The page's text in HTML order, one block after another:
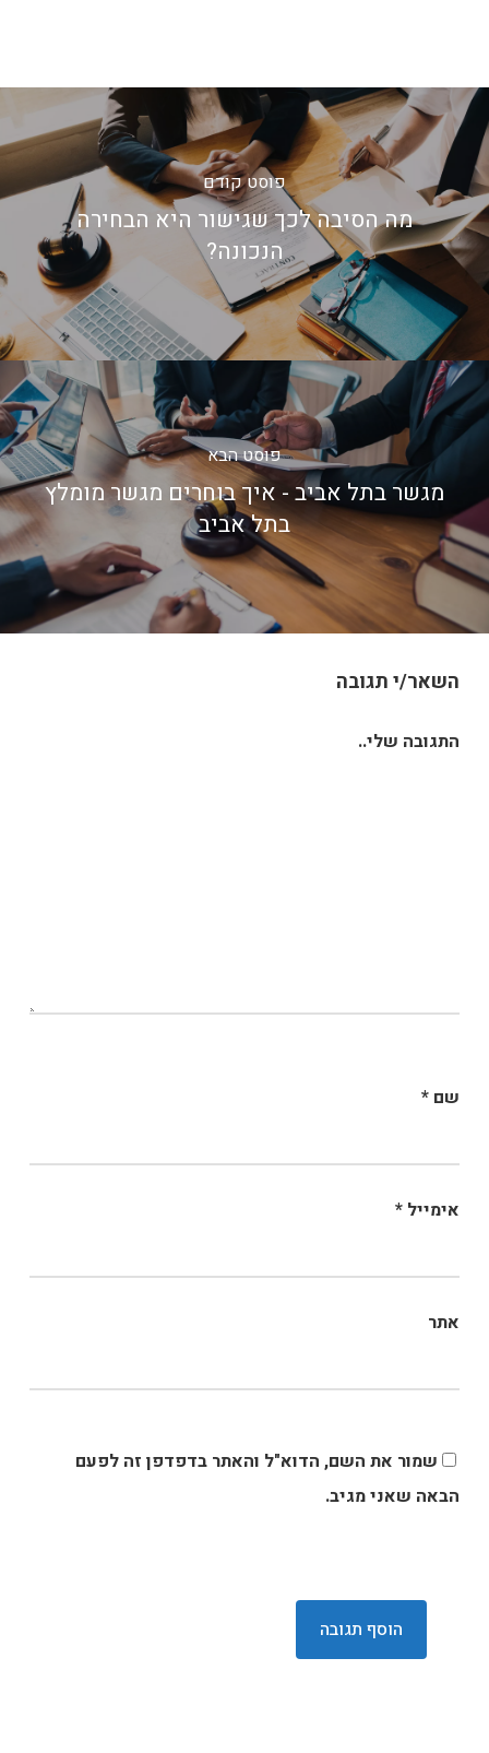
פוסט קודם
מה הסיבה לכך שגישור היא הבחירה
הנכונה?
פוסט הבא
מגשר בתל אביב - איך בוחרים מגשר מומלץ
בתל אביב
השאר/י תגובה
התגובה שלי..
שם *
אימייל *
אתר
שמור את השם, הדוא"ל והאתר בדפדפן זה לפעם
הבאה שאני מגיב.